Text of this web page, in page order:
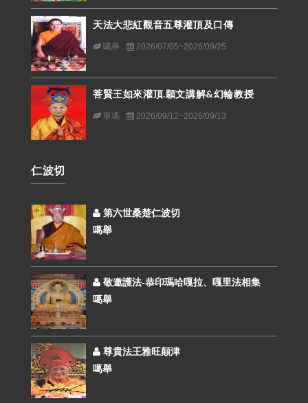
天法大悲紅觀音五尊灌頂及口傳
噶舉 2026/07/05~2026/09/25
菩賢王如來灌頂.願文講解&幻輪教授
寧瑪 2026/09/12~2026/09/13
仁波切
第六世桑楚仁波切
噶舉
敬邀護法-恭印瑪哈嘎拉、嘎里法相集
噶舉
尊貴法王雅旺顛津
噶舉